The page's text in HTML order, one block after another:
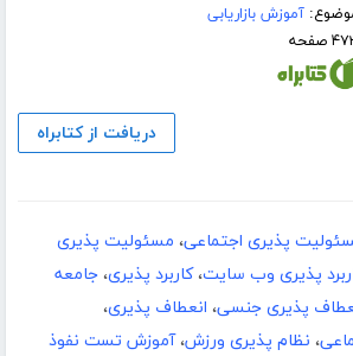
آموزش بازاریابی
صفحه
دریافت از کتابراه
پذیری اجتماعی، مسئولیت پذیری
پذیری وب سایت،کاربرد پذیری، جامعه
پذیری جنسی، انعطاف پذیری،
، نظام پذیری ورزش،آموزش تست نفوذ